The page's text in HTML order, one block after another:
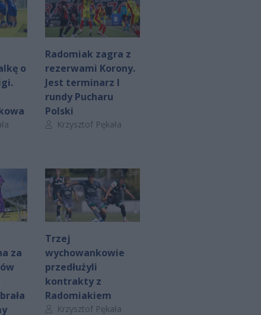
o
Radomiak zagra z
rezerwami Korony.
Jest terminarz I
rundy Pucharu
Polski
Autor artykułu:
Krzysztof Pękała
za
Trzej
wychowankowie
przedłużyli
kontrakty z
Radomiakiem
Autor artykułu:
Krzysztof Pękała